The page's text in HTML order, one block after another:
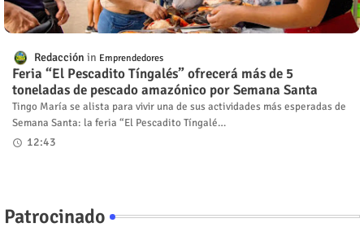
Redacción Emprendedores
Feria “El Pescadito Tíngalés” ofrecerá más de 5
toneladas de pescado amazónico por Semana Santa
Tingo María se alista para vivir una de sus actividades más esperadas de
Semana Santa: la feria “El Pescadito Tíngalé…
12:43
Patrocinado